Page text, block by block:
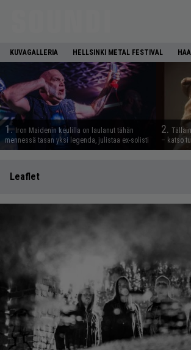
KUVAGALLERIA HELLSINKI METAL FESTIVAL
1. Iron Maidenin keulilla on laulanut tähän
mennessä tasan yksi legenda, julistaa ex-solisti
2.
– katso
Leaflet